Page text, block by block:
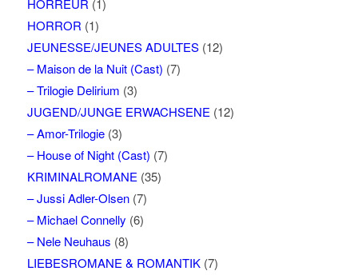
HORREUR (1)
HORROR (1)
JEUNESSE/JEUNES ADULTES(12)
– Maison de la Nuit (Cast) (7)
– Trilogie Delirium (3)
JUGEND/JUNGE ERWACHSENE (12)
– Amor-Trilogie(3)
– House of Night (Cast) (7)
KRIMINALROMANE (35)
– Jussi Adler-Olsen(7)
– Michael Connelly (6)
– Nele Neuhaus (8)
LIEBESROMANE & ROMANTIK(7)